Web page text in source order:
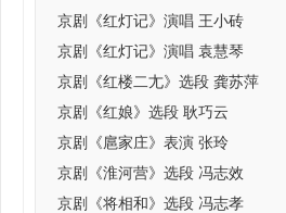
京剧《红灯记》演唱 王小砖
京剧《红灯记》演唱 袁慧琴
京剧《红楼二尢》选段 龚苏萍
京剧《红娘》选段 耿巧云
京剧《扈家庄》表演 张玲
京剧《淮河营》选段 冯志效
京剧《将相和》选段 冯志孝